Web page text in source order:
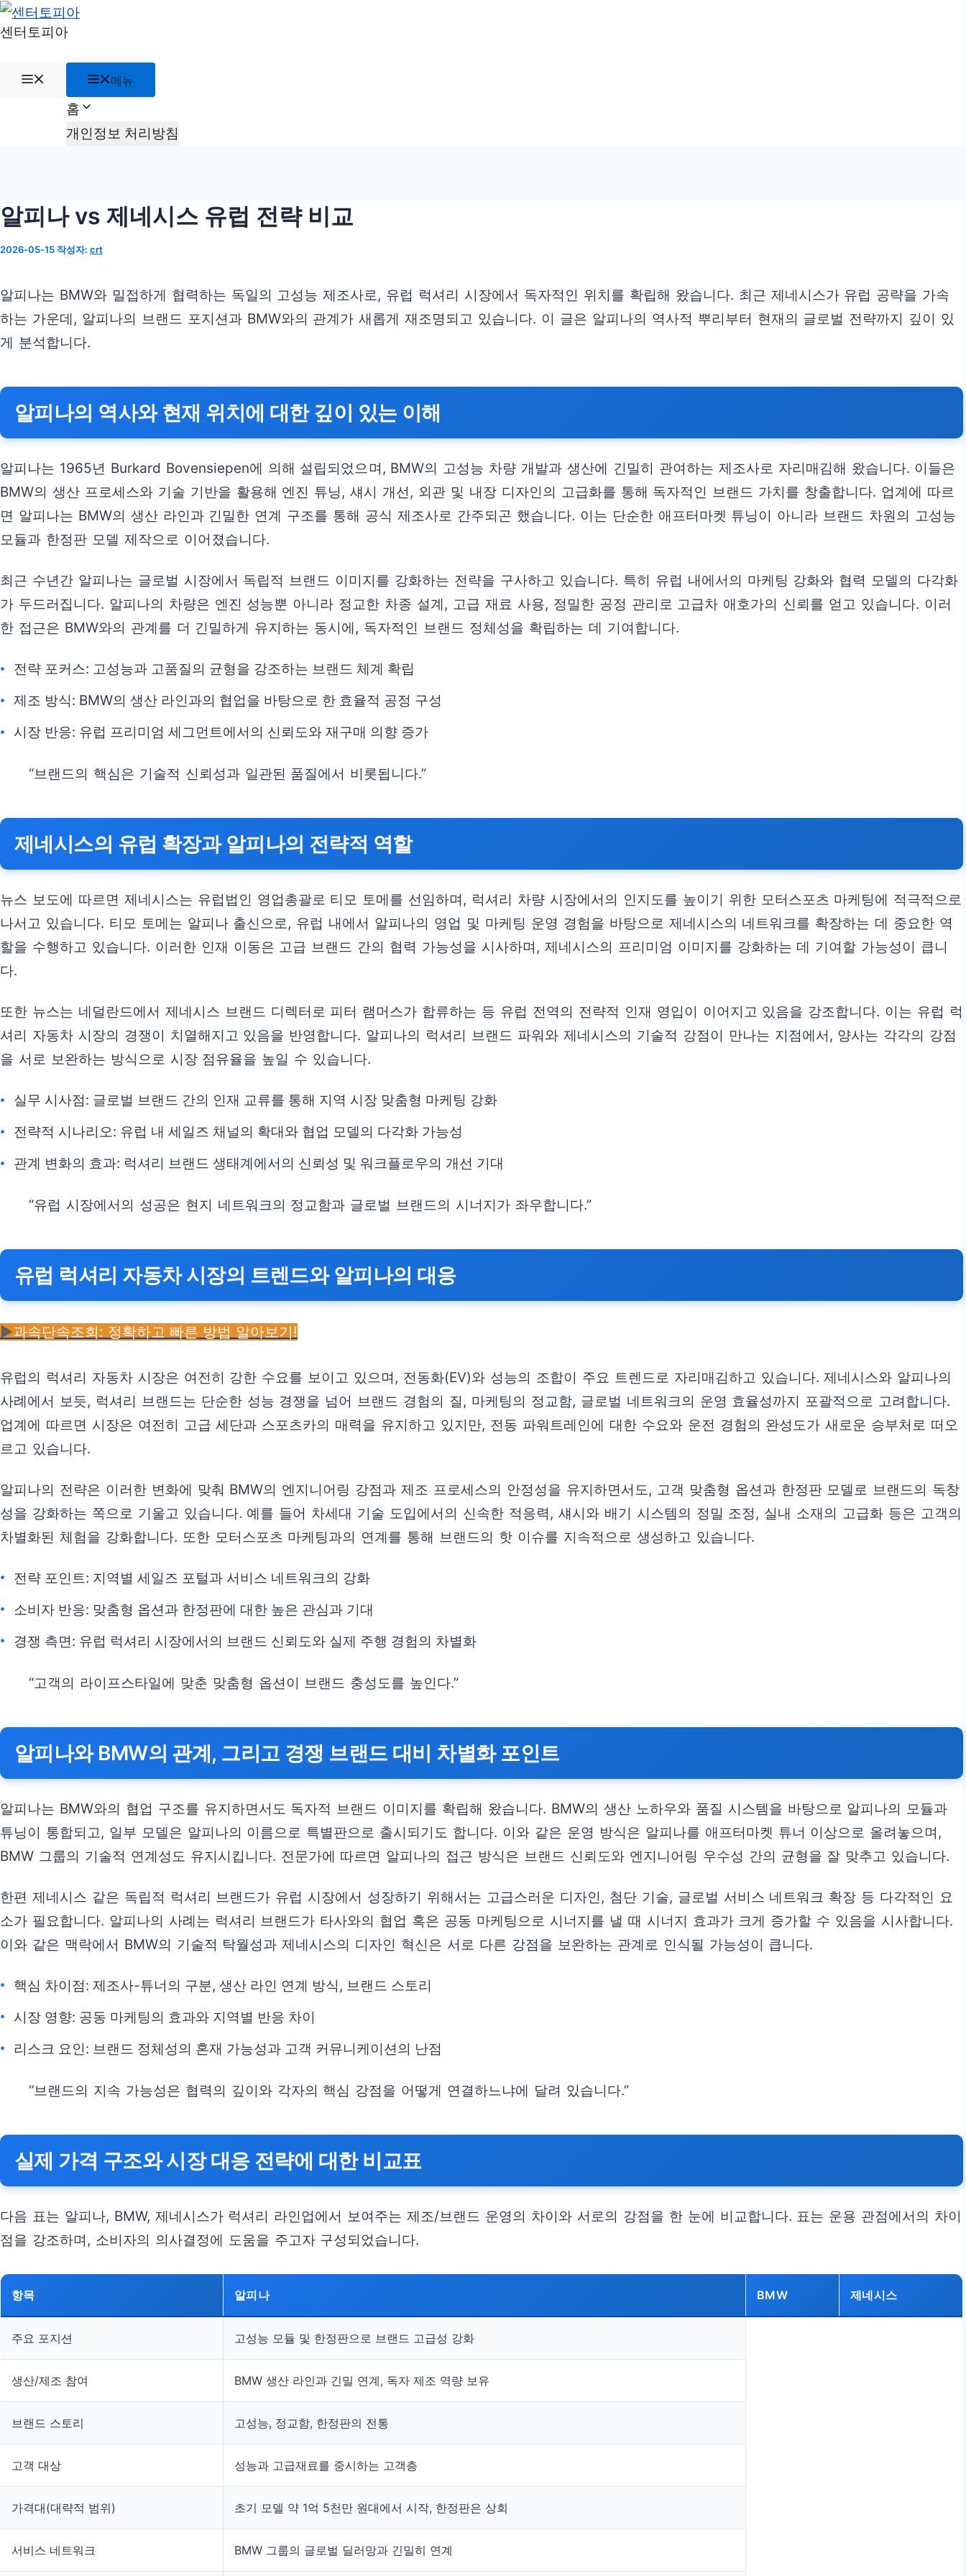
컨
텐
센터토피아
메뉴
홈
개인정보 처리방침
알피나 vs 제네시스 유럽 전략 비교
2026-05-15 작성자: crt
알피나는 BMW와 밀접하게 협력하는 독일의 고성능 제조사로, 유럽 럭셔리 시장에서 독자적인 위치를 확립해 왔습니다. 최근 제네시스가 유럽 공략을 가속
하는 가운데, 알피나의 브랜드 포지션과 BMW와의 관계가 새롭게 재조명되고 있습니다. 이 글은 알피나의 역사적 뿌리부터 현재의 글로벌 전략까지 깊이 있
게 분석합니다.
알피나의 역사와 현재 위치에 대한 깊이 있는 이해
알피나는 1965년 Burkard Bovensiepen에 의해 설립되었으며, BMW의 고성능 차량 개발과 생산에 긴밀히 관여하는 제조사로 자리매김해 왔습니다. 이들은
BMW의 생산 프로세스와 기술 기반을 활용해 엔진 튜닝, 섀시 개선, 외관 및 내장 디자인의 고급화를 통해 독자적인 브랜드 가치를 창출합니다. 업계에 따르
면 알피나는 BMW의 생산 라인과 긴밀한 연계 구조를 통해 공식 제조사로 간주되곤 했습니다. 이는 단순한 애프터마켓 튜닝이 아니라 브랜드 차원의 고성능
모듈과 한정판 모델 제작으로 이어졌습니다.
최근 수년간 알피나는 글로벌 시장에서 독립적 브랜드 이미지를 강화하는 전략을 구사하고 있습니다. 특히 유럽 내에서의 마케팅 강화와 협력 모델의 다각화
가 두드러집니다. 알피나의 차량은 엔진 성능뿐 아니라 정교한 차종 설계, 고급 재료 사용, 정밀한 공정 관리로 고급차 애호가의 신뢰를 얻고 있습니다. 이러
한 접근은 BMW와의 관계를 더 긴밀하게 유지하는 동시에, 독자적인 브랜드 정체성을 확립하는 데 기여합니다.
전략 포커스: 고성능과 고품질의 균형을 강조하는 브랜드 체계 확립
제조 방식: BMW의 생산 라인과의 협업을 바탕으로 한 효율적 공정 구성
시장 반응: 유럽 프리미엄 세그먼트에서의 신뢰도와 재구매 의향 증가
“브랜드의 핵심은 기술적 신뢰성과 일관된 품질에서 비롯됩니다.”
제네시스의 유럽 확장과 알피나의 전략적 역할
뉴스 보도에 따르면 제네시스는 유럽법인 영업총괄로 티모 토메를 선임하며, 럭셔리 차량 시장에서의 인지도를 높이기 위한 모터스포츠 마케팅에 적극적으로
나서고 있습니다. 티모 토메는 알피나 출신으로, 유럽 내에서 알피나의 영업 및 마케팅 운영 경험을 바탕으로 제네시스의 네트워크를 확장하는 데 중요한 역
할을 수행하고 있습니다. 이러한 인재 이동은 고급 브랜드 간의 협력 가능성을 시사하며, 제네시스의 프리미엄 이미지를 강화하는 데 기여할 가능성이 큽니
다.
또한 뉴스는 네덜란드에서 제네시스 브랜드 디렉터로 피터 램머스가 합류하는 등 유럽 전역의 전략적 인재 영입이 이어지고 있음을 강조합니다. 이는 유럽 럭
셔리 자동차 시장의 경쟁이 치열해지고 있음을 반영합니다. 알피나의 럭셔리 브랜드 파워와 제네시스의 기술적 강점이 만나는 지점에서, 양사는 각각의 강점
을 서로 보완하는 방식으로 시장 점유율을 높일 수 있습니다.
실무 시사점: 글로벌 브랜드 간의 인재 교류를 통해 지역 시장 맞춤형 마케팅 강화
전략적 시나리오: 유럽 내 세일즈 채널의 확대와 협업 모델의 다각화 가능성
관계 변화의 효과: 럭셔리 브랜드 생태계에서의 신뢰성 및 워크플로우의 개선 기대
“유럽 시장에서의 성공은 현지 네트워크의 정교함과 글로벌 브랜드의 시너지가 좌우합니다.”
유럽 럭셔리 자동차 시장의 트렌드와 알피나의 대응
▶️과속단속조회: 정확하고 빠른 방법 알아보기!
유럽의 럭셔리 자동차 시장은 여전히 강한 수요를 보이고 있으며, 전동화(EV)와 성능의 조합이 주요 트렌드로 자리매김하고 있습니다. 제네시스와 알피나의
사례에서 보듯, 럭셔리 브랜드는 단순한 성능 경쟁을 넘어 브랜드 경험의 질, 마케팅의 정교함, 글로벌 네트워크의 운영 효율성까지 포괄적으로 고려합니다.
업계에 따르면 시장은 여전히 고급 세단과 스포츠카의 매력을 유지하고 있지만, 전동 파워트레인에 대한 수요와 운전 경험의 완성도가 새로운 승부처로 떠오
르고 있습니다.
알피나의 전략은 이러한 변화에 맞춰 BMW의 엔지니어링 강점과 제조 프로세스의 안정성을 유지하면서도, 고객 맞춤형 옵션과 한정판 모델로 브랜드의 독창
성을 강화하는 쪽으로 기울고 있습니다. 예를 들어 차세대 기술 도입에서의 신속한 적응력, 섀시와 배기 시스템의 정밀 조정, 실내 소재의 고급화 등은 고객의
차별화된 체험을 강화합니다. 또한 모터스포츠 마케팅과의 연계를 통해 브랜드의 핫 이슈를 지속적으로 생성하고 있습니다.
전략 포인트: 지역별 세일즈 포털과 서비스 네트워크의 강화
소비자 반응: 맞춤형 옵션과 한정판에 대한 높은 관심과 기대
경쟁 측면: 유럽 럭셔리 시장에서의 브랜드 신뢰도와 실제 주행 경험의 차별화
“고객의 라이프스타일에 맞춘 맞춤형 옵션이 브랜드 충성도를 높인다.”
알피나와 BMW의 관계, 그리고 경쟁 브랜드 대비 차별화 포인트
알피나는 BMW와의 협업 구조를 유지하면서도 독자적 브랜드 이미지를 확립해 왔습니다. BMW의 생산 노하우와 품질 시스템을 바탕으로 알피나의 모듈과
튜닝이 통합되고, 일부 모델은 알피나의 이름으로 특별판으로 출시되기도 합니다. 이와 같은 운영 방식은 알피나를 애프터마켓 튜너 이상으로 올려놓으며,
BMW 그룹의 기술적 연계성도 유지시킵니다. 전문가에 따르면 알피나의 접근 방식은 브랜드 신뢰도와 엔지니어링 우수성 간의 균형을 잘 맞추고 있습니다.
한편 제네시스 같은 독립적 럭셔리 브랜드가 유럽 시장에서 성장하기 위해서는 고급스러운 디자인, 첨단 기술, 글로벌 서비스 네트워크 확장 등 다각적인 요
소가 필요합니다. 알피나의 사례는 럭셔리 브랜드가 타사와의 협업 혹은 공동 마케팅으로 시너지를 낼 때 시너지 효과가 크게 증가할 수 있음을 시사합니다.
이와 같은 맥락에서 BMW의 기술적 탁월성과 제네시스의 디자인 혁신은 서로 다른 강점을 보완하는 관계로 인식될 가능성이 큽니다.
핵심 차이점: 제조사-튜너의 구분, 생산 라인 연계 방식, 브랜드 스토리
시장 영향: 공동 마케팅의 효과와 지역별 반응 차이
리스크 요인: 브랜드 정체성의 혼재 가능성과 고객 커뮤니케이션의 난점
“브랜드의 지속 가능성은 협력의 깊이와 각자의 핵심 강점을 어떻게 연결하느냐에 달려 있습니다.”
실제 가격 구조와 시장 대응 전략에 대한 비교표
다음 표는 알피나, BMW, 제네시스가 럭셔리 라인업에서 보여주는 제조/브랜드 운영의 차이와 서로의 강점을 한 눈에 비교합니다. 표는 운용 관점에서의 차이
점을 강조하며, 소비자의 의사결정에 도움을 주고자 구성되었습니다.
항목 알피나 BMW 제네시스
주요 포지션 고성능 모듈 및 한정판으로 브랜드 고급성 강화
생산/제조 참여 BMW 생산 라인과 긴밀 연계, 독자 제조 역량 보유
브랜드 스토리 고성능, 정교함, 한정판의 전통
고객 대상 성능과 고급재료를 중시하는 고객층
가격대(대략적 범위) 초기 모델 약 1억 5천만 원대에서 시작, 한정판은 상회
서비스 네트워크 BMW 그룹의 글로벌 딜러망과 긴밀히 연계